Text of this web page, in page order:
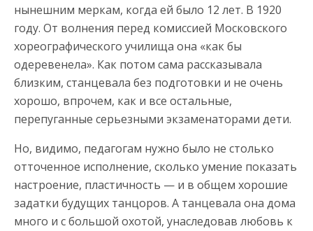
нынешним меркам, когда ей было 12 лет. В 1920
году. От волнения перед комиссией Московского
хореографического училища она «как бы
одеревенела». Как потом сама рассказывала
близким, станцевала без подготовки и не очень
хорошо, впрочем, как и все остальные,
перепуганные серьезными экзаменаторами дети.
Но, видимо, педагогам нужно было не столько
отточенное исполнение, сколько умение показать
настроение, пластичность — и в общем хорошие
задатки будущих танцоров. А танцевала она дома
много и с большой охотой, унаследовав любовь к